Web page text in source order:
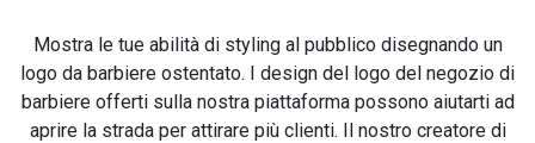
Mostra le tue abilità di styling al pubblico disegnando un
logo da barbiere ostentato. I design del logo del negozio di
barbiere offerti sulla nostra piattaforma possono aiutarti ad
aprire la strada per attirare più clienti. Il nostro creatore di